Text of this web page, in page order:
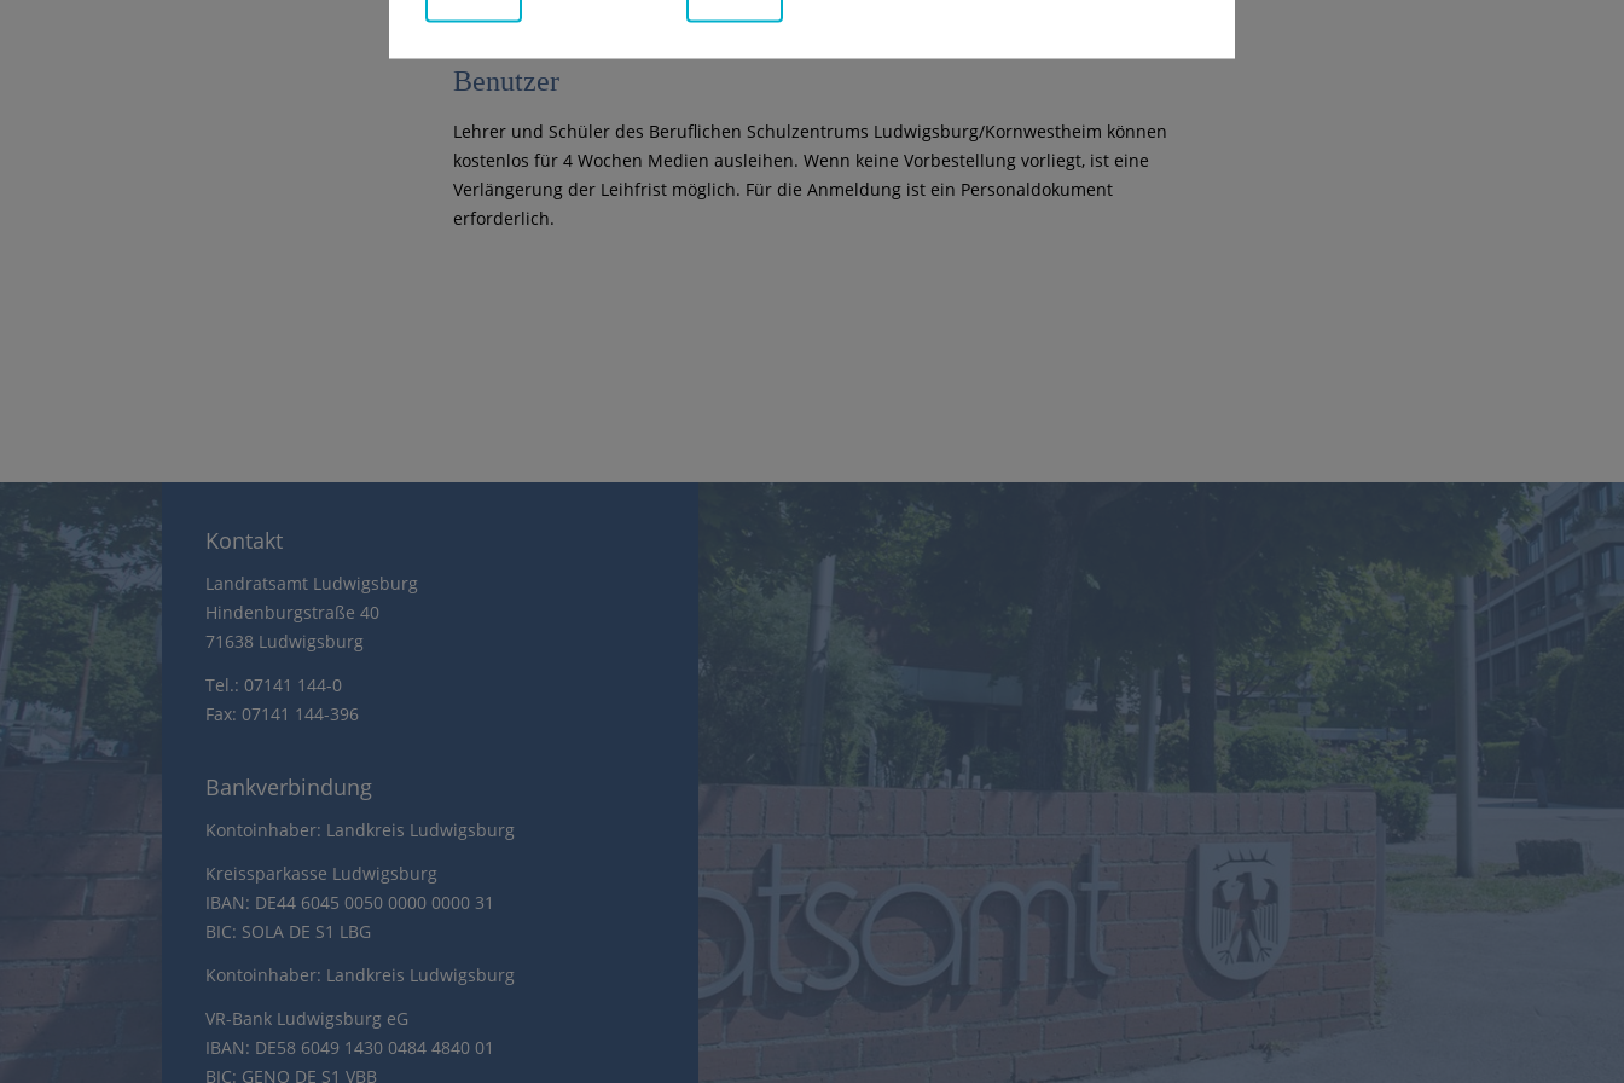
Benutzer
Lehrer und Schüler des Beruflichen Schulzentrums Ludwigsburg/Kornwestheim können
kostenlos für 4 Wochen Medien ausleihen. Wenn keine Vorbestellung vorliegt, ist eine
Verlängerung der Leihfrist möglich. Für die Anmeldung ist ein Personaldokument
erforderlich.
Kontakt
Landratsamt Ludwigsburg
Hindenburgstraße 40
71638 Ludwigsburg
Tel.: 07141 144-0
Fax: 07141 144-396
Bankverbindung
Kontoinhaber: Landkreis Ludwigsburg
Kreissparkasse Ludwigsburg
IBAN: DE44 6045 0050 0000 0000 31
BIC: SOLA DE S1 LBG
Kontoinhaber: Landkreis Ludwigsburg
VR-Bank Ludwigsburg eG
IBAN: DE58 6049 1430 0484 4840 01
BIC: GENO DE S1 VBB